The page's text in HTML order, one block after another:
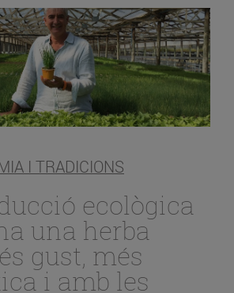
I TRADICIONS
ecològica
una herba
gust, més
i amb les